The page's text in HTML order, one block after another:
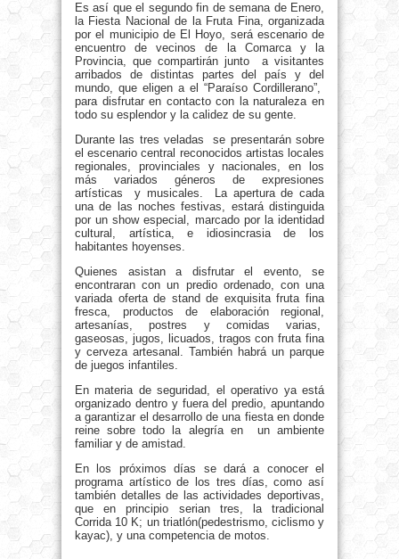
Es así que el segundo fin de semana de Enero,
la Fiesta Nacional de la Fruta Fina, organizada
por el municipio de El Hoyo, será escenario de
encuentro de vecinos de la Comarca y la
Provincia, que compartirán junto a visitantes
arribados de distintas partes del país y del
mundo, que eligen a el “Paraíso Cordillerano”,
para disfrutar en contacto con la naturaleza en
todo su esplendor y la calidez de su gente.
Durante las tres veladas se presentarán sobre
el escenario central reconocidos artistas locales
regionales, provinciales y nacionales, en los
más variados géneros de expresiones
artísticas y musicales. La apertura de cada
una de las noches festivas, estará distinguida
por un show especial, marcado por la identidad
cultural, artística, e idiosincrasia de los
habitantes hoyenses.
Quienes asistan a disfrutar el evento, se
encontraran con un predio ordenado, con una
variada oferta de stand de exquisita fruta fina
fresca, productos de elaboración regional,
artesanías, postres y comidas varias,
gaseosas, jugos, licuados, tragos con fruta fina
y cerveza artesanal. También habrá un parque
de juegos infantiles.
En materia de seguridad, el operativo ya está
organizado dentro y fuera del predio, apuntando
a garantizar el desarrollo de una fiesta en donde
reine sobre todo la alegría en un ambiente
familiar y de amistad.
En los próximos días se dará a conocer el
programa artístico de los tres días, como así
también detalles de las actividades deportivas,
que en principio serian tres, la tradicional
Corrida 10 K; un triatlón(pedestrismo, ciclismo y
kayac), y una competencia de motos.